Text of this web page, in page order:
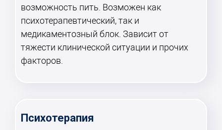
возможность пить. Возможен как
психотерапевтический, так и
медикаментозный блок. Зависит от
тяжести клинической ситуации и прочих
факторов.
Психотерапия